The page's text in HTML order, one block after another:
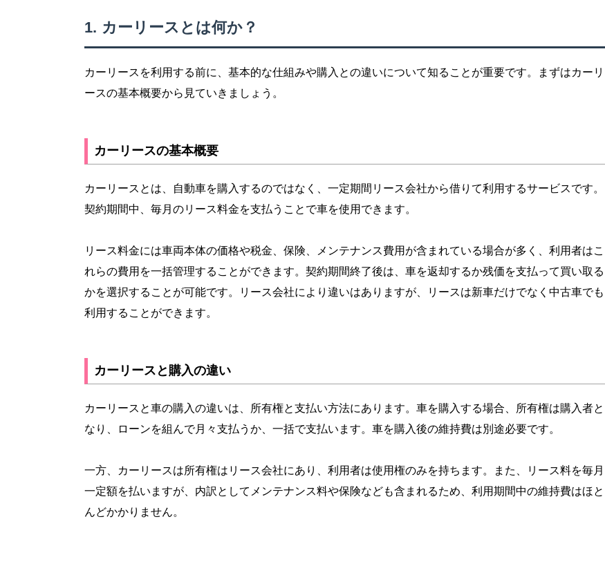
カーリースとは何か？
カーリースを利用する前に、基本的な仕組みや購入との違いについて知ることが重要です。まずはカーリ
ースの基本概要から見ていきましょう。
カーリースの基本概要
カーリースとは、自動車を購入するのではなく、一定期間リース会社から借りて利用するサービスです。
契約期間中、毎月のリース料金を支払うことで車を使用できます。
リース料金には車両本体の価格や税金、保険、メンテナンス費用が含まれている場合が多く、利用者はこ
れらの費用を一括管理することができます。契約期間終了後は、車を返却するか残価を支払って買い取る
かを選択することが可能です。リース会社により違いはありますが、リースは新車だけでなく中古車でも
利用することができます。
カーリースと購入の違い
カーリースと車の購入の違いは、所有権と支払い方法にあります。車を購入する場合、所有権は購入者と
なり、ローンを組んで月々支払うか、一括で支払います。車を購入後の維持費は別途必要です。
一方、カーリースは所有権はリース会社にあり、利用者は使用権のみを持ちます。また、リース料を毎月
一定額を払いますが、内訳としてメンテナンス料や保険なども含まれるため、利用期間中の維持費はほと
んどかかりません。